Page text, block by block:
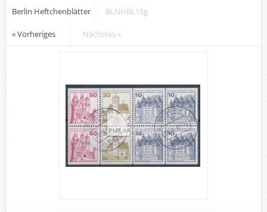
Deutsche Gebiete
Europa
Deutsche Gebiete
Sammlungen u. Lots
Fehllistenbearbeitung
Berlin Heftchenblätter BLNHBL18g
« Vorheriges Nächstes »